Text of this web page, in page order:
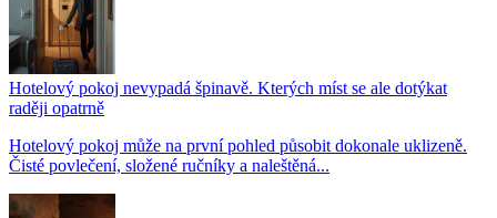
Hotelový pokoj nevypadá špinavě. Kterých míst se ale dotýkat
raději opatrně
Hotelový pokoj může na první pohled působit dokonale uklizeně.
Čisté povlečení, složené ručníky a naleštěná...